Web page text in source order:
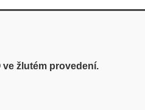
ve žlutém provedení.